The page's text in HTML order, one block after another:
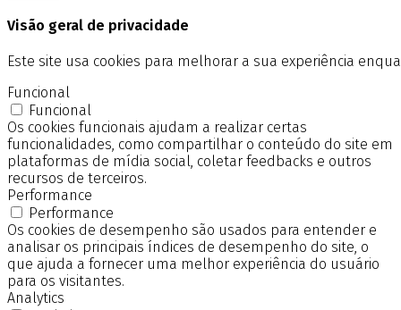
Visão geral de privacidade
Este site usa cookies para melhorar a sua experiência
Funcional
Funcional
Os cookies funcionais ajudam a realizar certas
funcionalidades, como compartilhar o conteúdo do site em
plataformas de mídia social, coletar feedbacks e outros
recursos de terceiros.
Performance
Performance
Os cookies de desempenho são usados para entender e
analisar os principais índices de desempenho do site, o
que ajuda a fornecer uma melhor experiência do usuário
para os visitantes.
Analytics